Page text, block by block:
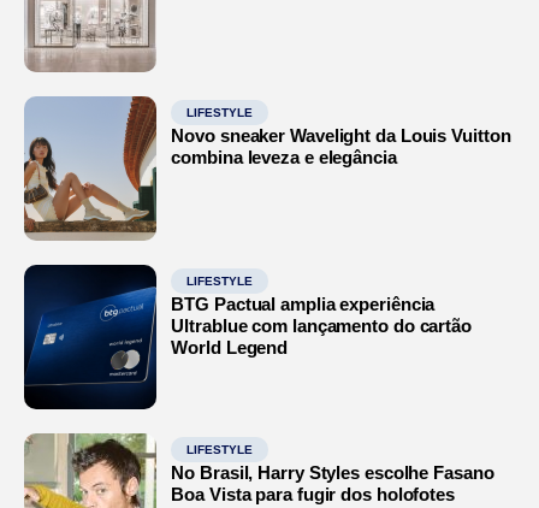
LIFESTYLE
Novo sneaker Wavelight da Louis Vuitton
combina leveza e elegância
LIFESTYLE
BTG Pactual amplia experiência
Ultrablue com lançamento do cartão
World Legend
LIFESTYLE
No Brasil, Harry Styles escolhe Fasano
Boa Vista para fugir dos holofotes